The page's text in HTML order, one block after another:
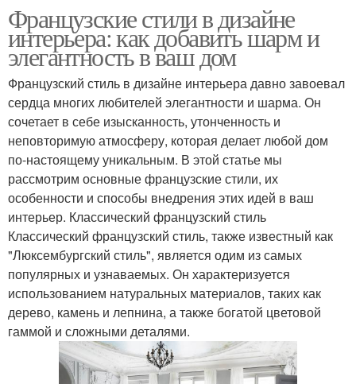
Французские стили в дизайне
интерьера: как добавить шарм и
элегантность в ваш дом
Французский стиль в дизайне интерьера давно завоевал
сердца многих любителей элегантности и шарма. Он
сочетает в себе изысканность, утонченность и
неповторимую атмосферу, которая делает любой дом
по-настоящему уникальным. В этой статье мы
рассмотрим основные французские стили, их
особенности и способы внедрения этих идей в ваш
интерьер. Классический французский стиль
Классический французский стиль, также известный как
"Люксембургский стиль", является одим из самых
популярных и узнаваемых. Он характеризуется
использованием натуральных материалов, таких как
дерево, камень и лепнина, а также богатой цветовой
гаммой и сложными деталями.